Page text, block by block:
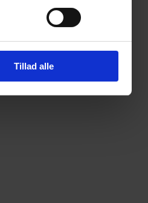
Tillad alle